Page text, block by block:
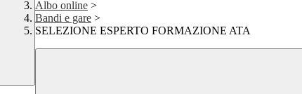
Albo online >
Bandi e gare >
SELEZIONE ESPERTO FORMAZIONE ATA